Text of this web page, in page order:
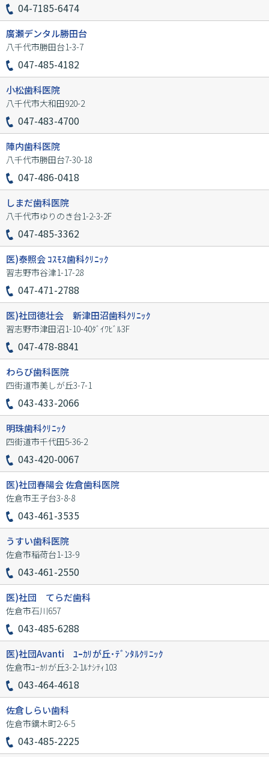
04-7185-6474
廣瀬デンタル勝田台
八千代市勝田台1-3-7
047-485-4182
小松歯科医院
八千代市大和田920-2
047-483-4700
陣内歯科医院
八千代市勝田台7-30-18
047-486-0418
しまだ歯科医院
八千代市ゆりのき台1-2-3-2F
047-485-3362
医)泰照会 ｺｽﾓｽ歯科ｸﾘﾆｯｸ
習志野市谷津1-17-28
047-471-2788
医)社団徳壮会 新津田沼歯科ｸﾘﾆｯｸ
習志野市津田沼1-10-40ﾀﾞｲﾜﾋﾞﾙ3F
047-478-8841
わらび歯科医院
四街道市美しが丘3-7-1
043-433-2066
明珠歯科ｸﾘﾆｯｸ
四街道市千代田5-36-2
043-420-0067
医)社団春陽会 佐倉歯科医院
佐倉市王子台3-8-8
043-461-3535
うすい歯科医院
佐倉市稲荷台1-13-9
043-461-2550
医)社団 てらだ歯科
佐倉市石川657
043-485-6288
医)社団Avanti ﾕｰｶﾘが丘･ﾃﾞﾝﾀﾙｸﾘﾆｯｸ
佐倉市ﾕｰｶﾘが丘3-2-1ﾙﾅｼﾃｨ103
043-464-4618
佐倉しらい歯科
佐倉市鏑木町2-6-5
043-485-2225